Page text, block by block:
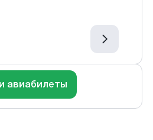
авиабилеты